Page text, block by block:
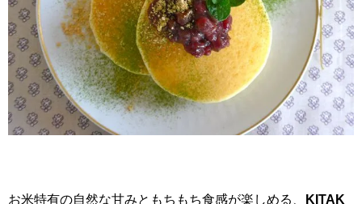
お米特有の自然な甘みともちもち食感が楽しめる、 KITAK